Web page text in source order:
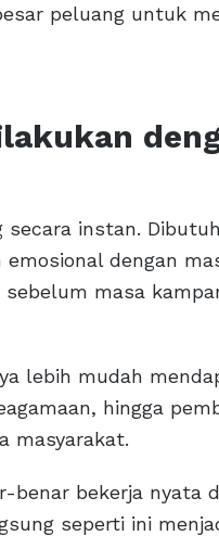
peluang untuk
instan.
dengan
masa
lebih mudah
hingga
masyarakat.
benar bekerja nyata
seperti ini